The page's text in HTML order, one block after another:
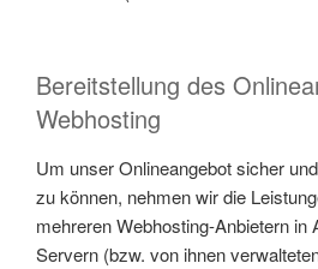
Bereitstellung des
Webhosting
Um unser Onlineangebot sicher
zu können, nehmen wir die
mehreren Webhosting-Anbietern in
Servern (bzw. von ihnen